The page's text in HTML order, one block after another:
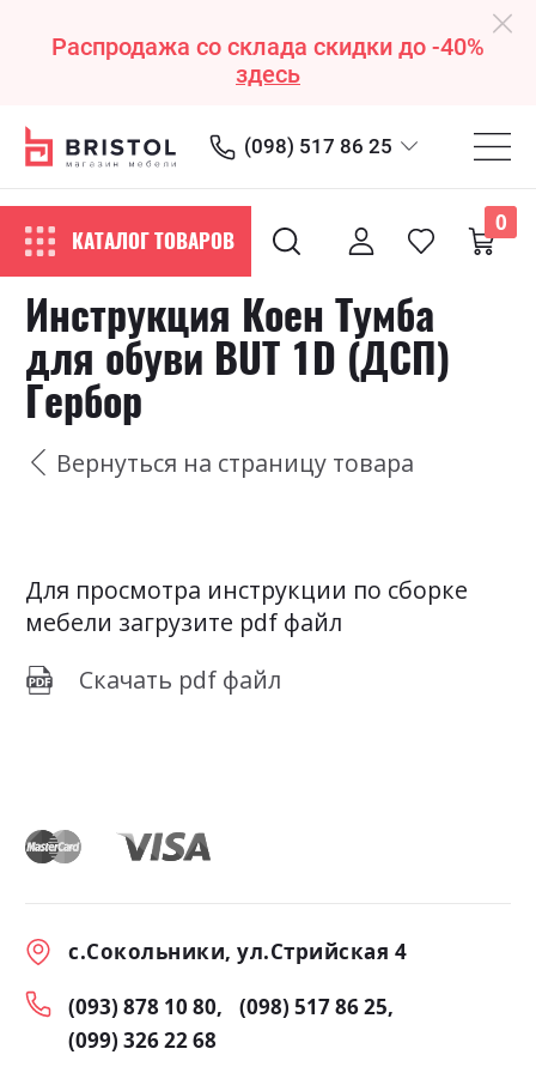
Распродажа со склада скидки до -40%
здесь
(098) 517 86 25
КАТАЛОГ ТОВАРОВ
0
Инструкция Коен Тумба
для обуви BUT 1D (ДСП)
Гербор
Вернуться на страницу товара
Для просмотра инструкции по сборке
мебели загрузите pdf файл
Скачать pdf файл
с.Сокольники, ул.Стрийская 4
(093) 878 10 80
(098) 517 86 25
(099) 326 22 68